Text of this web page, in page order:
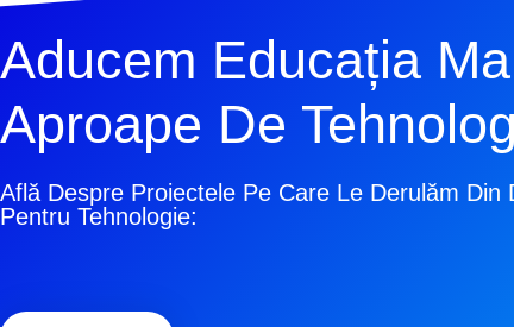
Aducem Educația
Aproape De
Află Despre Proiectele Pe Care Le Derulăm Din
Pentru Tehnologie: